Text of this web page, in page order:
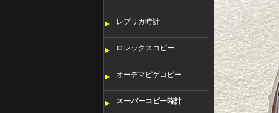
レプリカ時計
ロレックスコピー
オーデマピゲコピー
スーパーコピー時計